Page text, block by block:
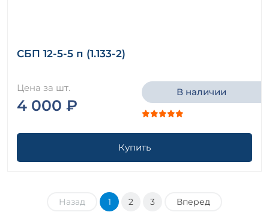
СБП 12-5-5 п (1.133-2)
Цена за шт.
4 000 ₽
В наличии
Купить
Назад 1 2 3 Вперед